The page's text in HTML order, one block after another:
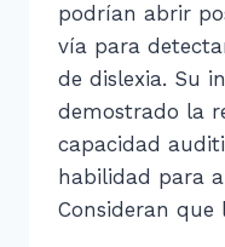
podrían abrir
vía para
de dislexia. Su
demostrado la
capacidad
habilidad para
Consideran que